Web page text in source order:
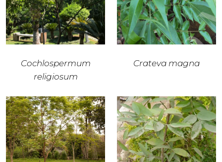
Cochlospermum
religiosum
Crateva magna